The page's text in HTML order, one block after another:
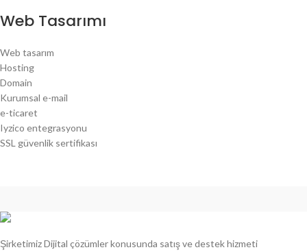
Web Tasarımı
Web tasarım
Hosting
Domain
Kurumsal e-mail
e-ticaret
Iyzico entegrasyonu
SSL güvenlik sertifikası
Şirketimiz Dijital çözümler konusunda satış ve destek hizmeti